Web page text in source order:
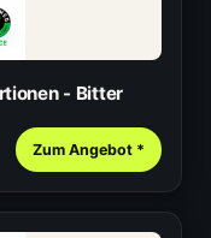
- Bitter
Zum Angebot *